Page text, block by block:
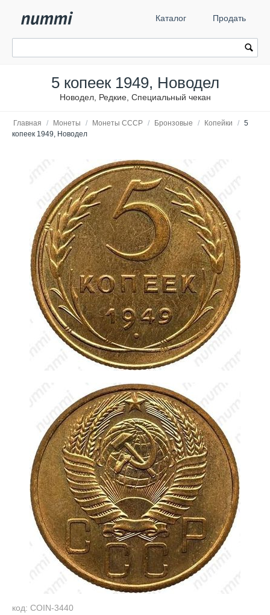
Каталог Продать
5 копеек 1949, Новодел
Новодел, Редкие, Специальный чекан
Главная / Монеты / Монеты СССР / Бронзовые / Копейки / 5
копеек 1949, Новодел
код: COIN-3440